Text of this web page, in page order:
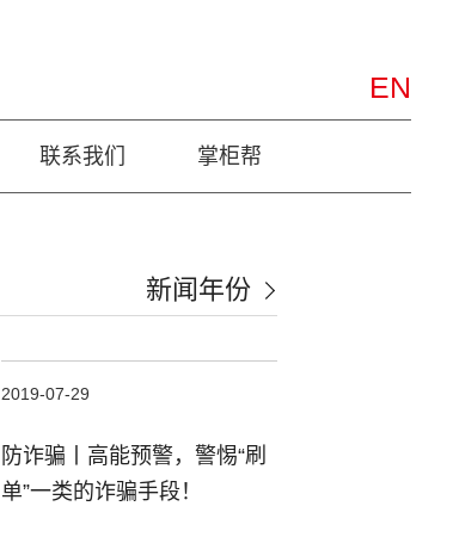
EN
联系我们 掌柜帮
新闻年份
2019-07-29
防诈骗丨高能预警，警惕“刷
单”一类的诈骗手段！